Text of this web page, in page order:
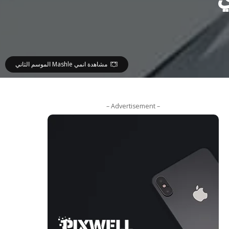
مشاهدة انمي Mashle الموسم الثاني
– Advertisement –